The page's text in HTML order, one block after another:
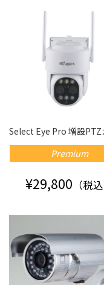
Select Eye Pro 増設PTZ
Premium
¥29,800 （税込